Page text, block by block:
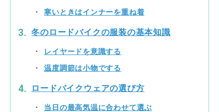
寒いときはインナーを重ね着
冬のロードバイクの服装の基本知識
レイヤードを意識する
温度調節は小物でする
ロードバイクウェアの選び方
当日の最高気温に合わせて選ぶ